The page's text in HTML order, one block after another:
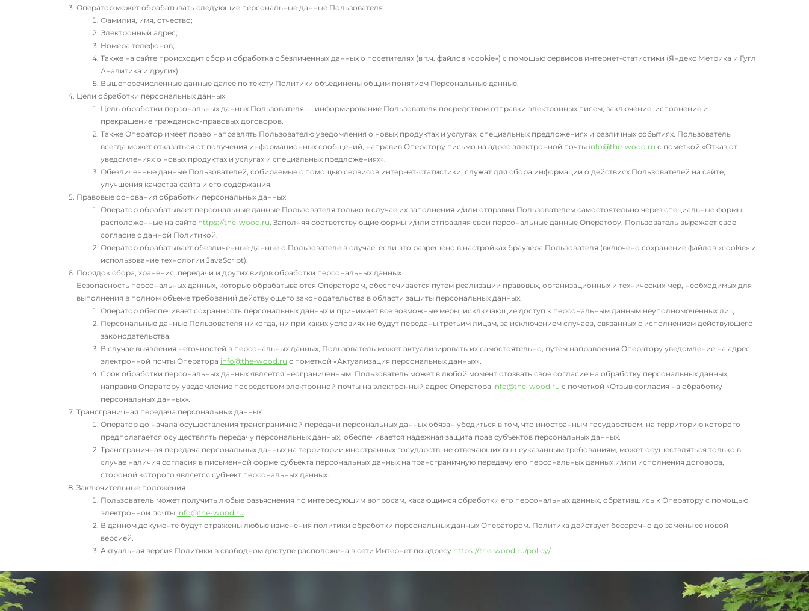
Оператор может обрабатывать следующие персональные данные Пользователя
Фамилия, имя, отчество;
Электронный адрес;
Номера телефонов;
Также на сайте происходит сбор и обработка обезличенных данных о посетителях (в т.ч. файлов «cookie») с помощью сервисов интернет-статистики (Яндекс Метрика и Гугл
Аналитика и других).
Вышеперечисленные данные далее по тексту Политики объединены общим понятием Персональные данные.
Цели обработки персональных данных
Цель обработки персональных данных Пользователя — информирование Пользователя посредством отправки электронных писем; заключение, исполнение и
прекращение гражданско-правовых договоров.
Также Оператор имеет право направлять Пользователю уведомления о новых продуктах и услугах, специальных предложениях и различных событиях. Пользователь
всегда может отказаться от получения информационных сообщений, направив Оператору письмо на адрес электронной почты info@the-wood.ru с пометкой «Отказ от
уведомлениях о новых продуктах и услугах и специальных предложениях».
Обезличенные данные Пользователей, собираемые с помощью сервисов интернет-статистики, служат для сбора информации о действиях Пользователей на сайте,
улучшения качества сайта и его содержания.
Правовые основания обработки персональных данных
Оператор обрабатывает персональные данные Пользователя только в случае их заполнения и/или отправки Пользователем самостоятельно через специальные формы,
расположенные на сайте https://the-wood.ru. Заполняя соответствующие формы и/или отправляя свои персональные данные Оператору, Пользователь выражает свое
согласие с данной Политикой.
Оператор обрабатывает обезличенные данные о Пользователе в случае, если это разрешено в настройках браузера Пользователя (включено сохранение файлов «cookie» и
использование технологии JavaScript).
Порядок сбора, хранения, передачи и других видов обработки персональных данных
Безопасность персональных данных, которые обрабатываются Оператором, обеспечивается путем реализации правовых, организационных и технических мер, необходимых для
выполнения в полном объеме требований действующего законодательства в области защиты персональных данных.
Оператор обеспечивает сохранность персональных данных и принимает все возможные меры, исключающие доступ к персональным данным неуполномоченных лиц.
Персональные данные Пользователя никогда, ни при каких условиях не будут переданы третьим лицам, за исключением случаев, связанных с исполнением действующего
законодательства.
В случае выявления неточностей в персональных данных, Пользователь может актуализировать их самостоятельно, путем направления Оператору уведомление на адрес
электронной почты Оператора info@the-wood.ru с пометкой «Актуализация персональных данных».
Срок обработки персональных данных является неограниченным. Пользователь может в любой момент отозвать свое согласие на обработку персональных данных,
направив Оператору уведомление посредством электронной почты на электронный адрес Оператора info@the-wood.ru с пометкой «Отзыв согласия на обработку
персональных данных».
Трансграничная передача персональных данных
Оператор до начала осуществления трансграничной передачи персональных данных обязан убедиться в том, что иностранным государством, на территорию которого
предполагается осуществлять передачу персональных данных, обеспечивается надежная защита прав субъектов персональных данных.
Трансграничная передача персональных данных на территории иностранных государств, не отвечающих вышеуказанным требованиям, может осуществляться только в
случае наличия согласия в письменной форме субъекта персональных данных на трансграничную передачу его персональных данных и/или исполнения договора,
стороной которого является субъект персональных данных.
Заключительные положения
Пользователь может получить любые разъяснения по интересующим вопросам, касающимся обработки его персональных данных, обратившись к Оператору с помощью
электронной почты info@the-wood.ru.
В данном документе будут отражены любые изменения политики обработки персональных данных Оператором. Политика действует бессрочно до замены ее новой
версией.
Актуальная версия Политики в свободном доступе расположена в сети Интернет по адресу https://the-wood.ru/policy/.